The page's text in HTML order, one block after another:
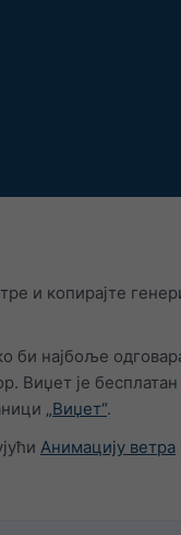
и копирајте
би најбоље
Виџет је бесплатан
„Виџет“.
Анимацију ветра